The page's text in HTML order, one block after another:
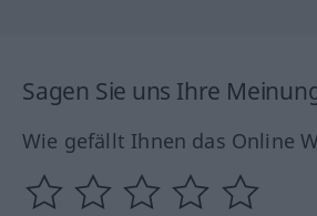
Sagen Sie uns Ihre
Wie gefällt Ihnen das Online